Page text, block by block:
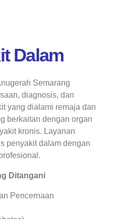
Dalam
Semarang
diagnosis, dan
yang dialami remaja dan
berkaitan dengan organ
kronis. Layanan
penyakit dalam dengan
Ditangani
Pencernaan